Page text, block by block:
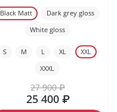
Black Matt
Dark grey gloss
White gloss
S M L XL
XXL
XXXL
27 900 ₽
25 400 ₽